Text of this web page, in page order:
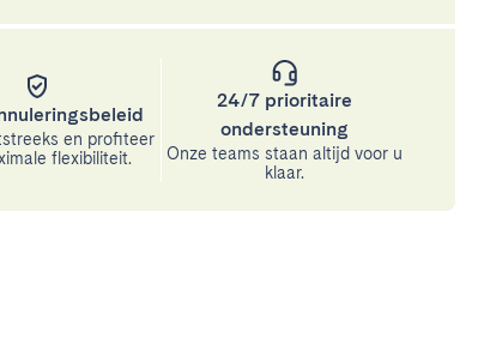
en profiteer
flexibiliteit.
24/7 prioritaire
ondersteuning
Onze teams staan altijd voor u
klaar.